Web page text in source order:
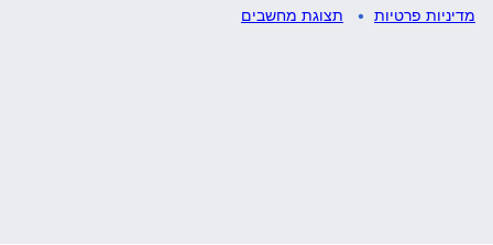
מדיניות פרטיות תצוגת מחשבים